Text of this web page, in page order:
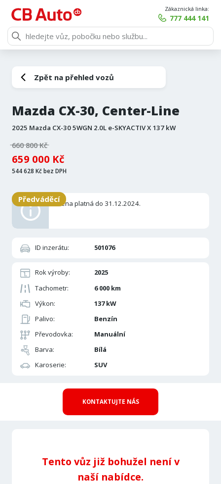
Zákaznická linka:
777 444 141
Zpět na přehled vozů
Mazda CX-30, Center-Line
2025 Mazda CX-30 5WGN 2.0L e-SKYACTIV X 137 kW
660 800 Kč
659 000 Kč
544 628 Kč bez DPH
ID inzerátu: 501076
Rok výroby:
2025
Tachometr:
6 000 km
Výkon:
137 kW
Palivo:
Benzín
Převodovka:
Manuální
Barva:
Bílá
Karoserie:
SUV
PředváděcíCena platná do 31.12.2024.
KONTAKTUJTE NÁS
Tento vůz již bohužel není v
naší nabídce.